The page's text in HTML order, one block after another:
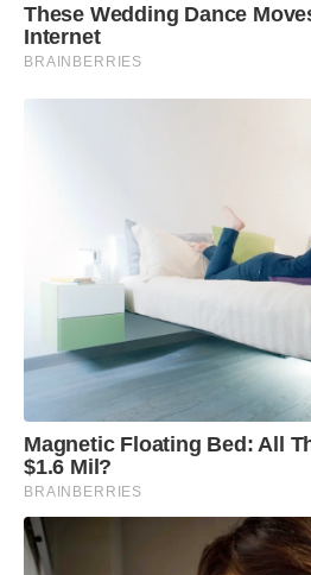
These Wedding Dance
Internet
BRAINBERRIES
Magnetic Floating Bed: All
$1.6 Mil?
BRAINBERRIES